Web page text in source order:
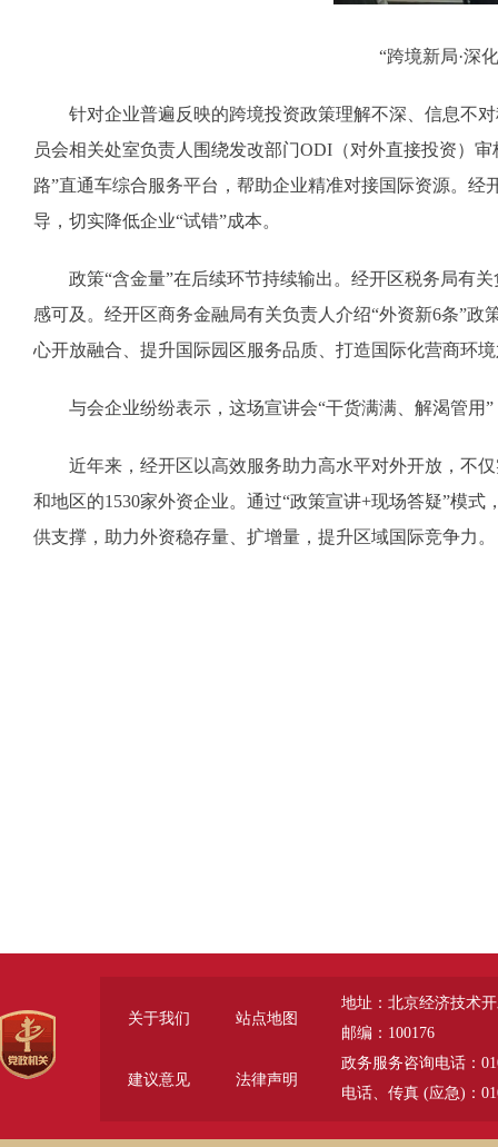
“跨境新局·深
针对企业普遍反映的跨境投资政策理解不深、信息不对
员会相关处室负责人围绕发改部门ODI（对外直接投资）
路”直通车综合服务平台，帮助企业精准对接国际资源。
导，切实降低企业“试错”成本。
政策“含金量”在后续环节持续输出。经开区税务局有关
感可及。经开区商务金融局有关负责人介绍“外资新6条”
心开放融合、提升国际园区服务品质、打造国际化营商环
与会企业纷纷表示，这场宣讲会“干货满满、解渴管用”
近年来，经开区以高效服务助力高水平对外开放，不仅
和地区的1530家外资企业。通过“政策宣讲+现场答疑”模
供支撑，助力外资稳存量、扩增量，提升区域国际竞争力。
关于我们 站点地图
建议意见 法律声明
地址：北京经济技术
邮编：100176
政务服务咨询电话：
电话、传真 (应急)：